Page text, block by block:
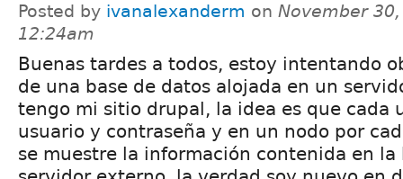
Posted by ivanalexanderm on November
12:24am
Buenas tardes a todos, estoy intentando
de una base de datos alojada en un
tengo mi sitio drupal, la idea es que cada
usuario y contraseña y en un nodo por
se muestre la información contenida en la